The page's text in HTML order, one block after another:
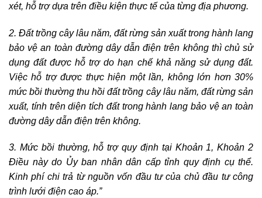
xét, hỗ trợ dựa trên điều kiện thực tế của từng địa phương.
2. Đất trồng cây lâu năm, đất rừng sản xuất trong hành lang
bảo vệ an toàn đường dây dẫn điện trên không thì chủ sử
dụng đất được hỗ trợ do hạn chế khả năng sử dụng đất.
Việc hỗ trợ được thực hiện một lần, không lớn hơn 30%
mức bồi thường thu hồi đất trồng cây lâu năm, đất rừng sản
xuất, tính trên diện tích đất trong hành lang bảo vệ an toàn
đường dây dẫn điện trên không.
3. Mức bồi thường, hỗ trợ quy định tại Khoản 1, Khoản 2
Điều này do Ủy ban nhân dân cấp tỉnh quy định cụ thể.
Kinh phí chi trả từ nguồn vốn đầu tư của chủ đầu tư công
trình lưới điện cao áp.”